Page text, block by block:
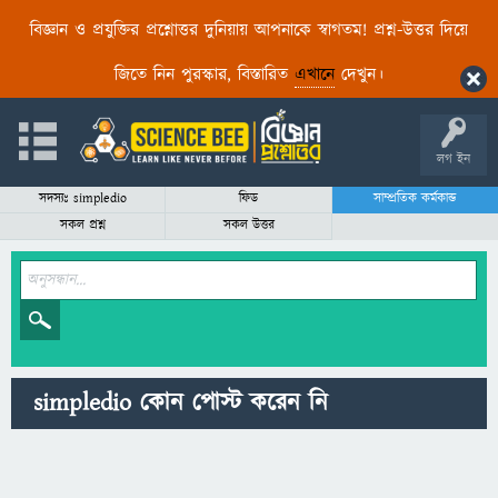
বিজ্ঞান ও প্রযুক্তির প্রশ্নোত্তর দুনিয়ায় আপনাকে স্বাগতম! প্রশ্ন-উত্তর দিয়ে
জিতে নিন পুরস্কার, বিস্তারিত এখানেদেখুন।
লগ ইন
সদস্যঃ simpledio ফিড
সাম্প্রতিক কর্মকান্ড
সকল প্রশ্ন
সকল উত্তর
simpledio কোন পোস্ট করেন নি